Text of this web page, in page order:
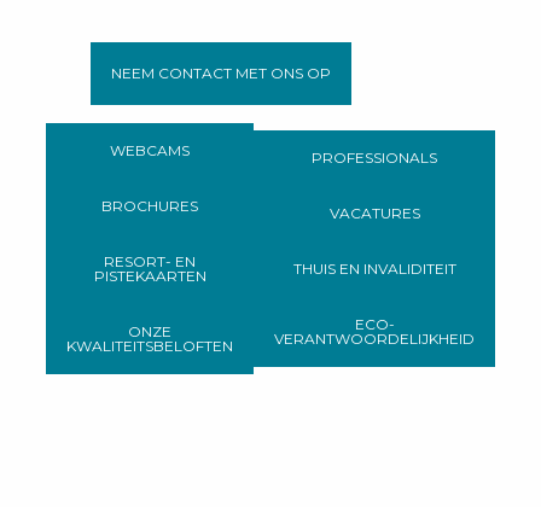
NEEM CONTACT MET ONS OP
WEBCAMS
BROCHURES
RESORT- EN
PISTEKAARTEN
ONZE
KWALITEITSBELOFTEN
PROFESSIONALS
VACATURES
THUIS EN INVALIDITEIT
ECO-
VERANTWOORDELIJKHEID